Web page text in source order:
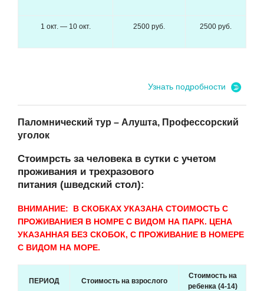
1 окт. — 10 окт. 2500 руб. 2500 руб.
Узнать подробности
Паломнический тур – Алушта, Профессорский
уголок
Стоимрсть за человека в сутки с учетом
проживания и трехразового
питания (шведский стол):
ВНИМАНИЕ: В СКОБКАХ УКАЗАНА СТОИМОСТЬ С
ПРОЖИВАНИЕЯ В НОМРЕ С ВИДОМ НА ПАРК. ЦЕНА
УКАЗАННАЯ БЕЗ СКОБОК, С ПРОЖИВАНИЕ В НОМЕРЕ
С ВИДОМ НА МОРЕ.
ПЕРИОД Стоимость на взрослого
Стоимость на
ребенка (4-14)